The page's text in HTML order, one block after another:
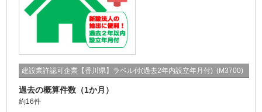
建設業許認可企業【香川県】ラベル付(過去2年内設立年月付) (M3700)
過去の概算件数（1か月）
約16件